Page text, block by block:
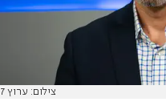
צילום: ערוץ 7